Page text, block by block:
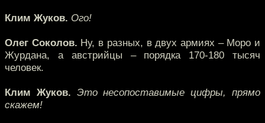
Клим Жуков. Ого!
Олег Соколов. Ну, в разных, в двух армиях – Моро и
Журдана, а австрийцы – порядка 170-180 тысяч
человек.
Клим Жуков. Это несопоставимые цифры, прямо
скажем!